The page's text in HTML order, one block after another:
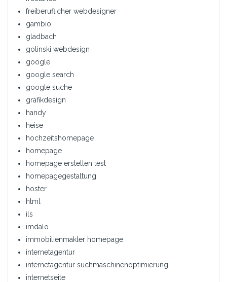
freiberuflicher webdesigner
gambio
gladbach
golinski webdesign
google
google search
google suche
grafikdesign
handy
heise
hochzeitshomepage
homepage
homepage erstellen test
homepagegestaltung
hoster
html
ils
imdalo
immobilienmakler homepage
internetagentur
internetagentur suchmaschinenoptimierung
internetseite